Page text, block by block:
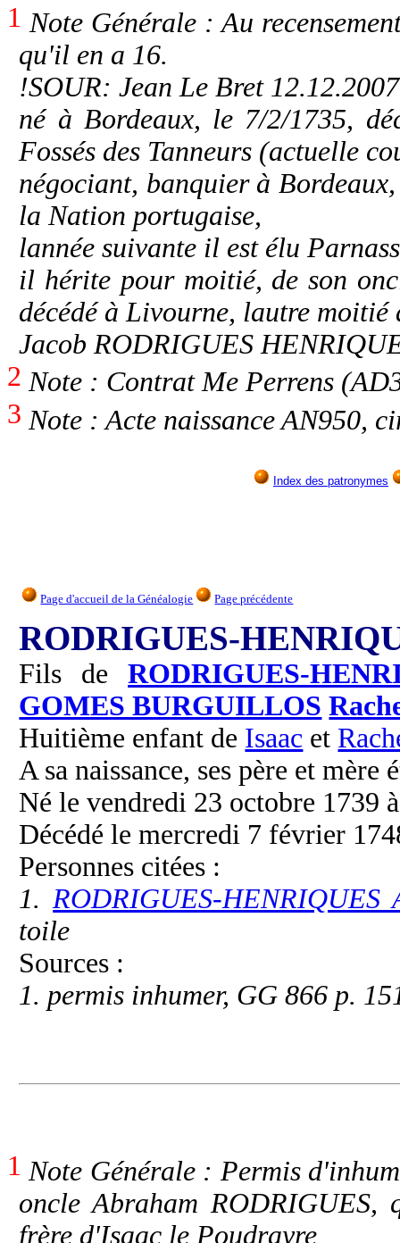
1 Note Générale : Au
qu'il en a 16.
!SOUR: Jean Le Bret 12.12.2007
né à Bordeaux, le 7/2/1735,
Fossés des Tanneurs (actuelle
négociant, banquier à
la Nation portugaise,
lannée suivante il est élu
il hérite pour moitié, de son
décédé à Livourne, lautre
Jacob RODRIGUES
2 Note : Contrat Me Perrens
3 Note : Acte naissance AN950,
Index des patronymes
Page d'accueil de la Généalogie Page précédente
RODRIGUES-
Fils deRODRIGUES-
GOMES BURGUILLOS
Huitième enfant de Isaac et
A sa naissance, ses père et
Né le vendredi 23 octobre 1739
Décédé le mercredi 7 février
Personnes citées :
1. RODRIGUES-HENRIQUES
toile
Sources :
1. permis inhumer, GG 866 p.
1 Note Générale : Permis
oncle Abraham RODRIGUES,
frère d'Isaac le Poudrayre